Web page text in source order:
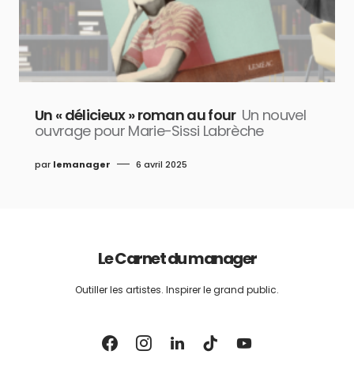
Un « délicieux » roman au four Un nouvel
ouvrage pour Marie-Sissi Labrèche
par lemanager 6 avril 2025
Le Carnet du manager
Outiller les artistes. Inspirer le grand public.